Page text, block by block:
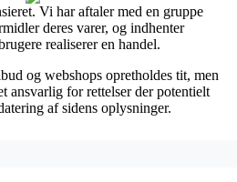
Vi har aftaler med en gruppe
deres varer, og indhenter
realiserer en handel.
og webshops opretholdes tit, men
ansvarlig for rettelser der potentielt
af sidens oplysninger.